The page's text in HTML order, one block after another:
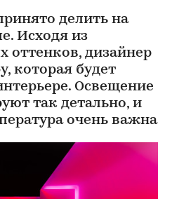
делить на
Исходя из
оттенков, дизайнер
которая будет
Освещение
так детально, и
очень важна